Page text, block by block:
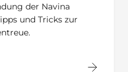
der Navina
und Tricks zur